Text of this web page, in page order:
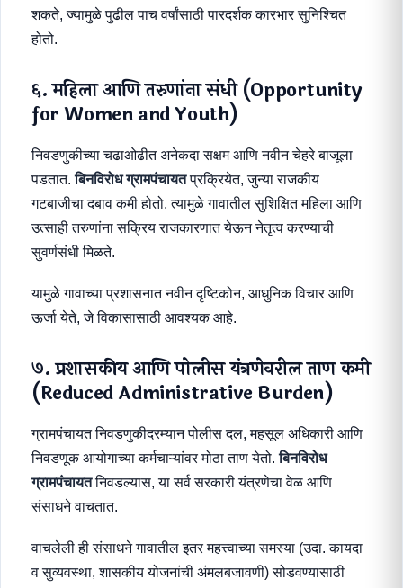
शकते, ज्यामुळे पुढील पाच वर्षांसाठी पारदर्शक कारभार सुनिश्चित
होतो.
६. महिला आणि तरुणांना संधी (Opportunity
for Women and Youth)
निवडणुकीच्या चढाओढीत अनेकदा सक्षम आणि नवीन चेहरे बाजूला
पडतात.बिनविरोध ग्रामपंचायतप्रक्रियेत, जुन्या राजकीय
गटबाजीचा दबाव कमी होतो. त्यामुळे गावातील सुशिक्षित महिला आणि
उत्साही तरुणांना सक्रिय राजकारणात येऊन नेतृत्व करण्याची
सुवर्णसंधी मिळते.
यामुळे गावाच्या प्रशासनात नवीन दृष्टिकोन, आधुनिक विचार आणि
ऊर्जा येते, जे विकासासाठी आवश्यक आहे.
७. प्रशासकीय आणि पोलीस यंत्रणेवरील ताण कमी
(Reduced Administrative Burden)
ग्रामपंचायत निवडणुकीदरम्यान पोलीस दल, महसूल अधिकारी आणि
निवडणूक आयोगाच्या कर्मचाऱ्यांवर मोठा ताण येतो.बिनविरोध
ग्रामपंचायतनिवडल्यास, या सर्व सरकारी यंत्रणेचा वेळ आणि
संसाधने वाचतात.
वाचलेली ही संसाधने गावातील इतर महत्त्वाच्या समस्या (उदा. कायदा
व सुव्यवस्था, शासकीय योजनांची अंमलबजावणी) सोडवण्यासाठी